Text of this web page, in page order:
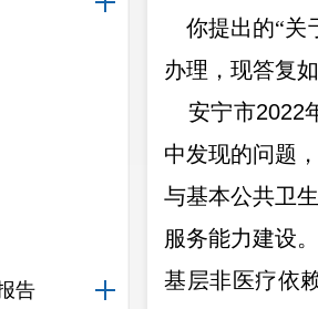
告
你提出的“关
办理，现答复
安宁市2022
中发现的问题
与基本公共卫
服务能力建设
基层非医疗依